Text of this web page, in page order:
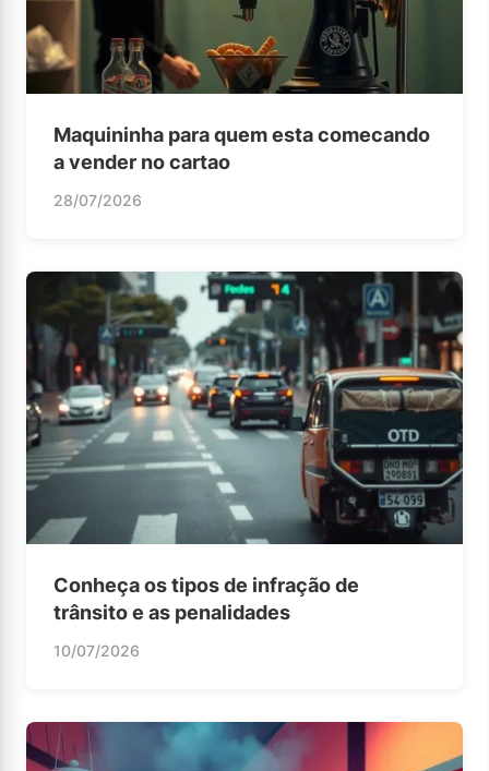
Maquininha para quem esta comecando
a vender no cartao
28/07/2026
Conheça os tipos de infração de
trânsito e as penalidades
10/07/2026